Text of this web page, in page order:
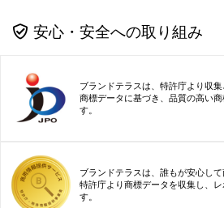
安心・安全への取り組み
ブランドテラスは、特許庁より収
商標データに基づき、品質の高い
す。
ブランドテラスは、誰もが安心し
特許庁より商標データを収集し、
す。